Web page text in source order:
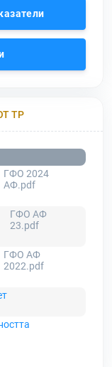
ТР
ГФО 2024
АФ.pdf
ГФО АФ
23.pdf
ГФО АФ
2022.pdf